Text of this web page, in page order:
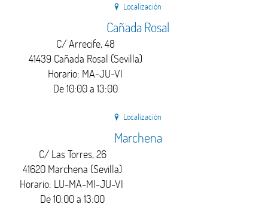
Localización
Cañada Rosal
C/ Arrecife, 48
41439 Cañada Rosal (Sevilla)
Horario: MA-JU-VI
De 10:00 a 13:00
Localización
Marchena
C/ Las Torres, 26
41620 Marchena (Sevilla)
Horario: LU-MA-MI-JU-VI
De 10:00 a 13:00